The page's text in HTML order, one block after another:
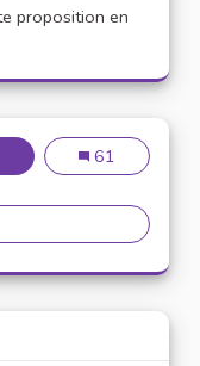
proposition en
JARDINCréer un jardin
61
un jardin coopératif à